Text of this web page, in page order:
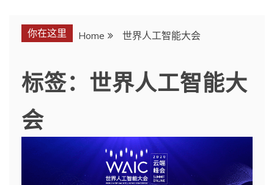
你在这里 Home 世界人工智能大会
标签：世界人工智能大
会